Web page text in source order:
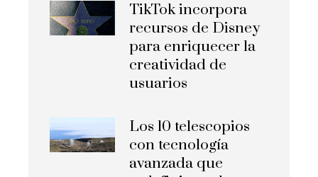
TikTok incorpora
recursos de Disney
para enriquecer la
creatividad de
usuarios
Los 10 telescopios
con tecnología
avanzada que